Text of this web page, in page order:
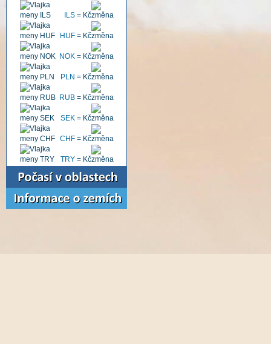
ILS= Kč
HUF= Kč
NOK= Kč
PLN = Kč
RUB= Kč
SEK= Kč
CHF= Kč
TRY= Kč